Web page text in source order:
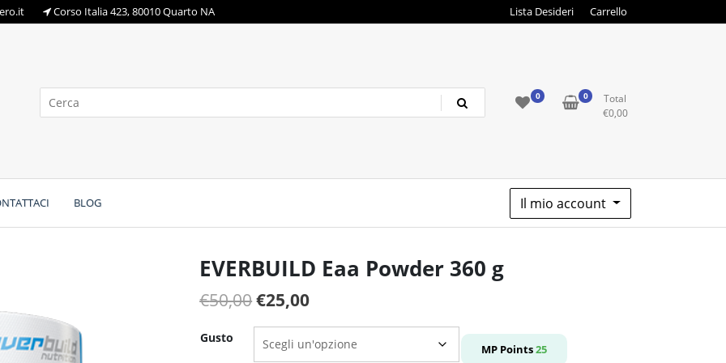
Corso Italia 423, 80010 Quarto NA Lista Desideri Carrello
0 0
Total
€0,00
BLOG Il mio account
EVERBUILD Eaa Powder 360 g
€50,00Il
prezzo
originale
€25,00Il
prezzo
attuale
MP Points25
Gusto